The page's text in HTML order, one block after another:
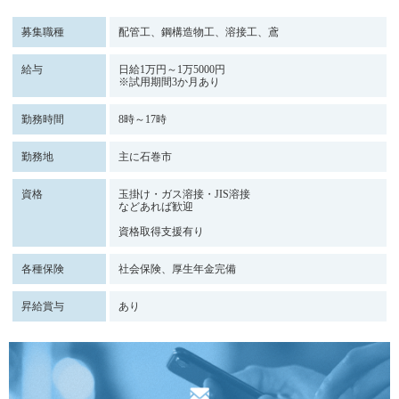
募集職種 配管工、鋼構造物工、溶接工、鳶
給与
日給1万円～1万5000円
※試用期間3か月あり
勤務時間 8時～17時
勤務地 主に石巻市
資格
玉掛け・ガス溶接・JIS溶接
などあれば歓迎
資格取得支援有り
各種保険 社会保険、厚生年金完備
昇給賞与 あり